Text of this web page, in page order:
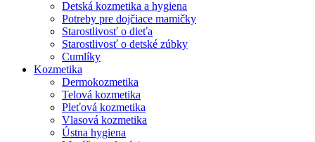
Detská kozmetika a hygiena
Potreby pre dojčiace mamičky
Starostlivosť o dieťa
Starostlivosť o detské zúbky
Cumlíky
Kozmetika
Dermokozmetika
Telová kozmetika
Pleťová kozmetika
Vlasová kozmetika
Ústna hygiena